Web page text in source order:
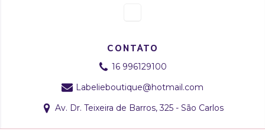
CONTATO
16 996129100
Labelieboutique@hotmail.com
Av. Dr. Teixeira de Barros, 325 - São Carlos